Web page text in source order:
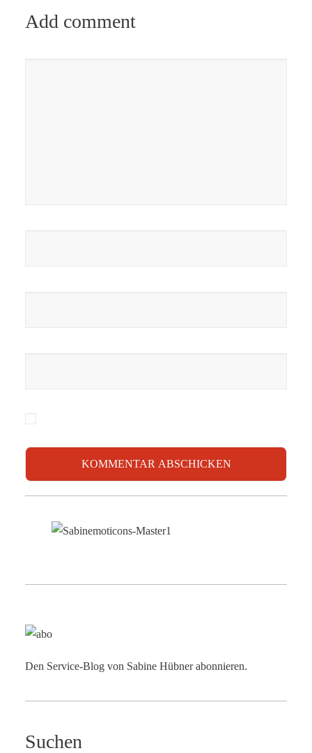
Add comment
Den Service-Blog von Sabine Hübner abonnieren.
Suchen